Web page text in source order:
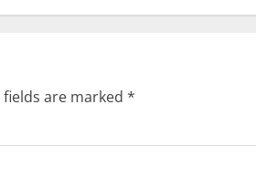
are marked *